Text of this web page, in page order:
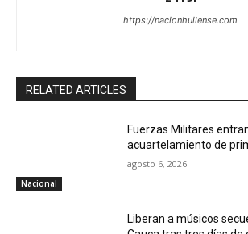
https://nacionhuilense.com
RELATED ARTICLES
Nacional
Fuerzas Militares
acuartelamiento de
agosto 6, 2026
Liberan a músicos